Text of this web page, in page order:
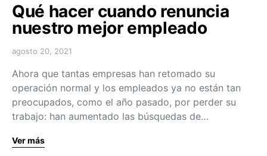
Qué hacer cuando renuncia
nuestro mejor empleado
agosto 20, 2021
Ahora que tantas empresas han retomado su
operación normal y los empleados ya no están tan
preocupados, como el año pasado, por perder su
trabajo: han aumentado las búsquedas de…
Ver más